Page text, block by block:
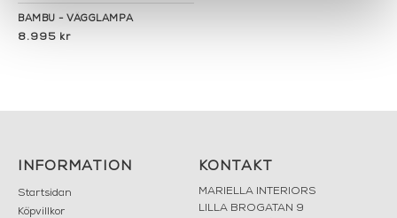
BAMBU - VÄGGLAMPA
8.995 kr
INFORMATION
Startsidan
Köpvillkor
KONTAKT
MARIELLA INTERIORS
LILLA BROGATAN 9